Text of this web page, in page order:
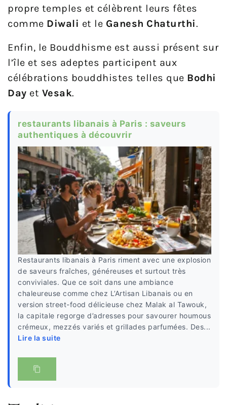
propre temples et célèbrent leurs fêtes
comme Diwali et le Ganesh Chaturthi.
Enfin, le Bouddhisme est aussi présent sur
l’île et ses adeptes participent aux
célébrations bouddhistes telles que Bodhi
Day et Vesak.
restaurants libanais à Paris : saveurs
authentiques à découvrir
Restaurants libanais à Paris riment avec une explosion
de saveurs fraîches, généreuses et surtout très
conviviales. Que ce soit dans une ambiance
chaleureuse comme chez L’Artisan Libanais ou en
version street-food délicieuse chez Malak al Tawouk,
la capitale regorge d’adresses pour savourer houmous
crémeux, mezzés variés et grillades parfumées. Des...
Lire la suite